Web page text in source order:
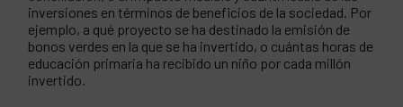
inversiones en términos de beneficios de la sociedad. Por
ejemplo, a qué proyecto se ha destinado la emisión de
bonos verdes en la que se ha invertido, o cuántas horas de
educación primaria ha recibido un niño por cada millón
invertido.